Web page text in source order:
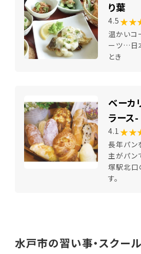
り葉
4.5
温かいコ
ーツ…日
とき
ベーカ
ラース-
4.1
長年パン
主がパ
塚駅北口
す。
水戸市の習い事・スクー